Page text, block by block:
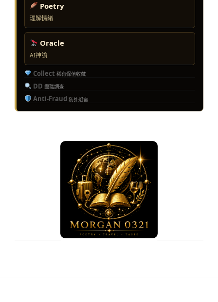
Poetry
理解情緒
Oracle
AI神諭
Collect 稀有保值收藏
DD 盡職調查
Anti-Fraud 防詐避雷